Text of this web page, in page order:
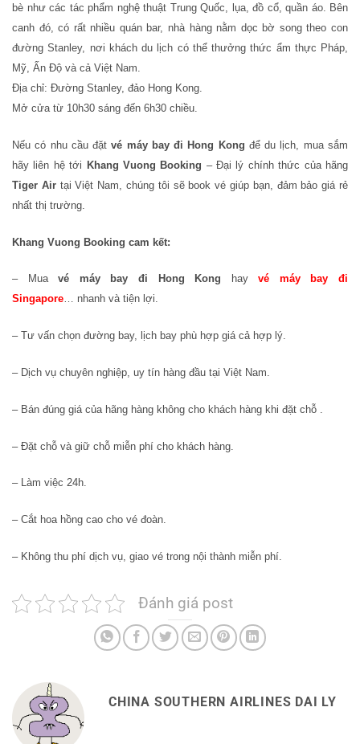
bè như các tác phẩm nghệ thuật Trung Quốc, lụa, đồ cổ, quần áo. Bên
canh đó, có rất nhiều quán bar, nhà hàng nằm dọc bờ song theo con
đường Stanley, nơi khách du lịch có thể thưởng thức ẩm thực Pháp,
Mỹ, Ấn Độ và cả Việt Nam.
Địa chỉ: Đường Stanley, đảo Hong Kong.
Mở cửa từ 10h30 sáng đến 6h30 chiều.
Nếu có nhu cầu đặtvé máy bay đi Hong Kong để du lịch, mua sắm
hãy liên hệ tới Khang Vuong Booking – Đại lý chính thức của hãng
Tiger Airtại Việt Nam, chúng tôi sẽ book vé giúp bạn, đảm bảo giá rẻ
nhất thị trường.
Khang Vuong Booking cam kết:
– Muavé máy bay đi Hong Kong hay
vé máy bay đi
Singapore… nhanh và tiện lợi.
– Tư vấn chọn đường bay, lịch bay phù hợp giá cả hợp lý.
– Dịch vụ chuyên nghiệp, uy tín hàng đầu tại Việt Nam.
– Bán đúng giá của hãng hàng không cho khách hàng khi đặt chỗ .
– Đặt chỗ và giữ chỗ miễn phí cho khách hàng.
– Làm việc 24h.
– Cắt hoa hồng cao cho vé đoàn.
– Không thu phí dịch vụ, giao vé trong nội thành miễn phí.
Đánh giá post
CHINA SOUTHERN AIRLINES DAI LY